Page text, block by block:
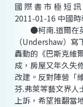
國 際 書 市 極 短 訊
2011-01-16 中國時
●柯南.道爾在英
（Undershaw）
轟動的《巴斯克維
成，房屋又年久失
改建。反對陣營「
芬.弗萊等藝文界人
上訴，希望推翻當